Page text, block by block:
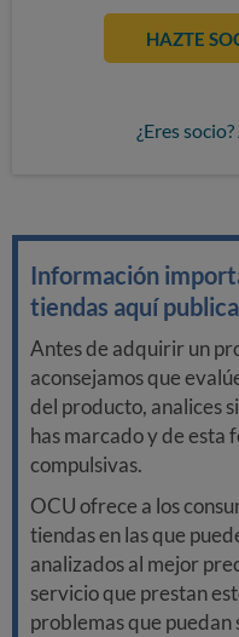
HAZTE
¿Eres
Información
tiendas aquí
Antes de adquirir un
aconsejamos que
del producto, analices
has marcado y de esta
compulsivas.
OCU ofrece a los
tiendas en las que
analizados al mejor
servicio que prestan
problemas que puedan